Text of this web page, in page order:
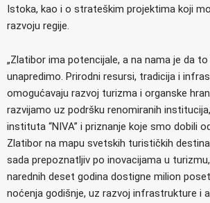
Istoka, kao i o strateškim projektima koji
razvoju regije.
„Zlatibor ima potencijale, a na nama je da
unapredimo. Prirodni resursi, tradicija i
omogućavaju razvoj turizma i organske
razvijamo uz podršku renomiranih
instituta “NIVA” i priznanje koje smo dobili
Zlatibor na mapu svetskih turističkih
sada prepoznatljiv po inovacijama u
narednih deset godina dostigne milion
noćenja godišnje, uz razvoj infrastrukture i